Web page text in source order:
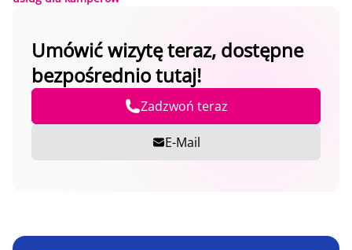
Umówić wizytę teraz, dostępne
bezpośrednio tutaj!
Zadzwoń teraz
E-Mail